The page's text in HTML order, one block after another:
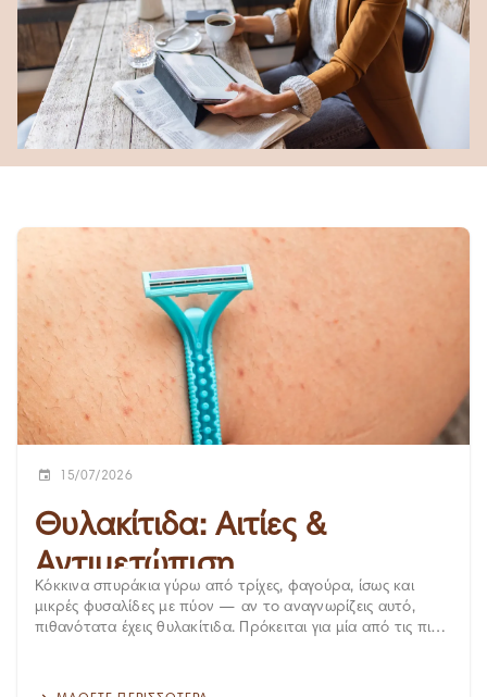
15/07/2026
Θυλακίτιδα: Αιτίες &
Αντιμετώπιση
Κόκκινα σπυράκια γύρω από τρίχες, φαγούρα, ίσως και
μικρές φυσαλίδες με πύον — αν το αναγνωρίζεις αυτό,
πιθανότατα έχεις θυλακίτιδα. Πρόκειται για μία από τις πιο
μεγαλύτερο μέρος υποχωρεί μόνη της, ωστόσο υπάρχουν